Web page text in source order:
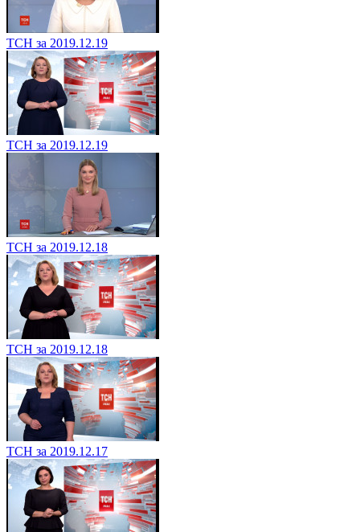
ТСН за 2019.12.19
ТСН за 2019.12.19
ТСН за 2019.12.18
ТСН за 2019.12.18
ТСН за 2019.12.17